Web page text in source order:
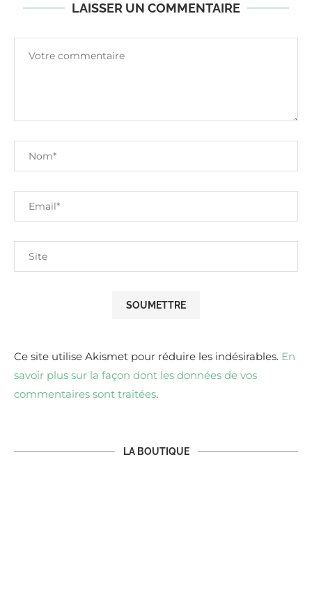
LAISSER UN COMMENTAIRE
Ce site utilise Akismet pour réduire les indésirables. En
savoir plus sur la façon dont les données de vos
commentaires sont traitées.
LA BOUTIQUE